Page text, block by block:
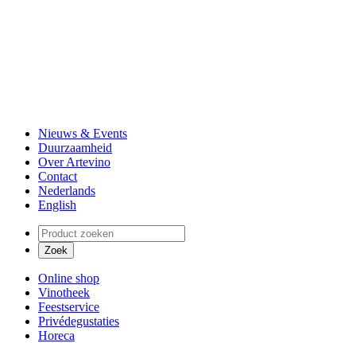
Nieuws & Events
Duurzaamheid
Over Artevino
Contact
Nederlands
English
Online shop
Vinotheek
Feestservice
Privédegustaties
Horeca